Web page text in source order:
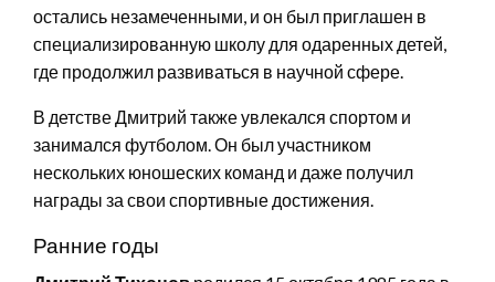
остались незамеченными, и он был приглашен в
специализированную школу для одаренных детей,
где продолжил развиваться в научной сфере.
В детстве Дмитрий также увлекался спортом и
занимался футболом. Он был участником
нескольких юношеских команд и даже получил
награды за свои спортивные достижения.
Ранние годы